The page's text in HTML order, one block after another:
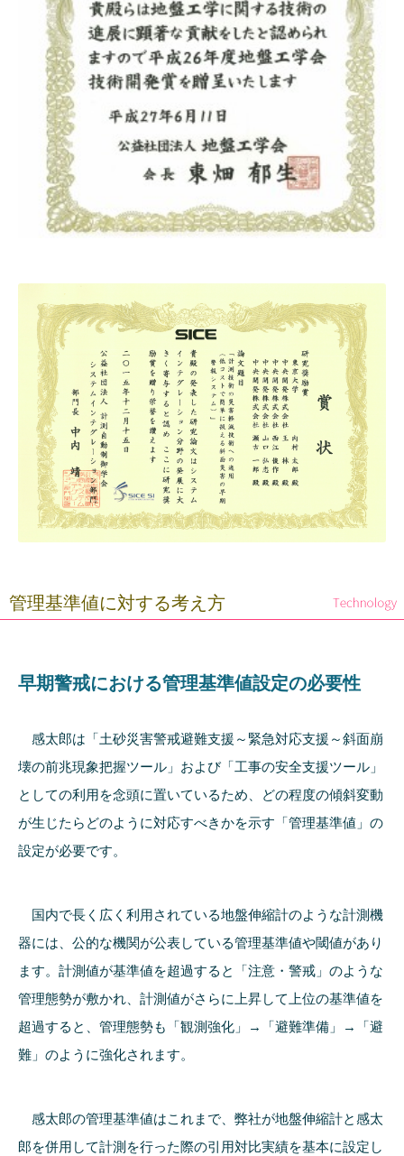
管理基準値に対する考え方
早期警戒における管理基準値設定の必要性
感太郎は「土砂災害警戒避難支援～緊急対応支援～斜面崩
壊の前兆現象把握ツール」および「工事の安全支援ツール」
としての利用を念頭に置いているため、どの程度の傾斜変動
が生じたらどのように対応すべきかを示す「管理基準値」の
設定が必要です。
国内で長く広く利用されている地盤伸縮計のような計測機
器には、公的な機関が公表している管理基準値や閾値があり
ます。計測値が基準値を超過すると「注意・警戒」のような
管理態勢が敷かれ、計測値がさらに上昇して上位の基準値を
超過すると、管理態勢も「観測強化」→「避難準備」→「避
難」のように強化されます。
感太郎の管理基準値はこれまで、弊社が地盤伸縮計と感太
郎を併用して計測を行った際の引用対比実績を基本に設定し